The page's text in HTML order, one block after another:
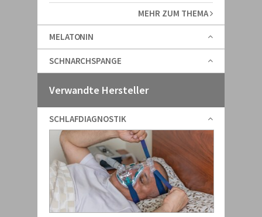
MEHR ZUM THEMA
MELATONIN
SCHNARCHSPANGE
Verwandte Hersteller
SCHLAFDIAGNOSTIK